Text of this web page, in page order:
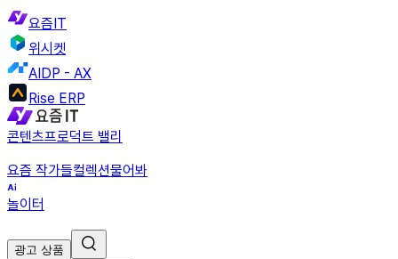
요즘IT
위시켓
AIDP - AX
Rise ERP
콘텐츠프로덕트 밸리
요즘 작가들컬렉션물어봐
놀이터
광고 상품